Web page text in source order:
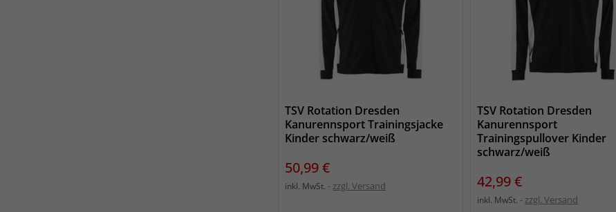
TSV Rotation Dresden
Kanurennsport Trainingsjacke
Kinder schwarz/weiß
Preis
50,99 €
inkl. MwSt. zzgl. Versand
TSV Rotation Dresden
Kanurennsport
Trainingspullover Kinder
schwarz/weiß
Preis
42,99 €
inkl. MwSt. zzgl. Versand